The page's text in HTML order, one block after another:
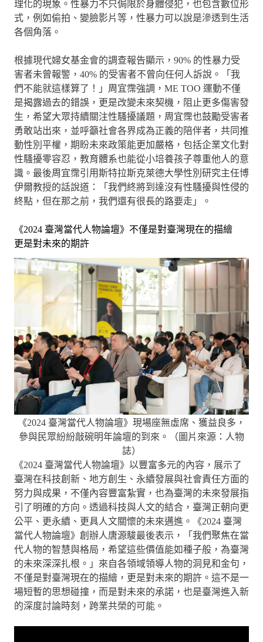
理化的現象。性暴力不只侷限於身體侵犯，也包含數位形
式，例如偷拍、變臉影片等，性暴力可以說是滲透到生活
各個角落。
根據現代婦女基金會的調查報告顯示，90% 的性暴力受
害者未曾報警，40% 的受害者不曾向任何人訴說。「我
們不能就這樣算了！」周宜霈強調，ME TOO 運動不僅
是揭露過去的錯誤，更是改變未來契機，阻止更多傷害發
生，希望大眾持續關注性騷擾議題，周宜霈也鼓勵受害者
勇敢站出來，並呼籲社會各界成為正義的陪伴者，共同推
動性別平權，期盼未來政策能更加嚴格，包括企業文化對
性騷擾零容忍，教育體系也能從小培養孩子尊重他人的意
識。最後周宜霈引用斯特拉斯克萊德大學性別研究主任博
伊爾教授的話說道：「我們終將到達沒有性騷擾與性侵的
終點，但在那之前，我們還有很長的路要走」。
《2024 臺灣當代人物論壇》不僅是對臺灣現在的描繪
更是對未來的期許
《2024 臺灣當代人物論壇》現場座無虛席、獲益良多，
參與民眾紛紛敲碗明年論壇的到來。（圖片來源：人物
誌）
《2024 臺灣當代人物論壇》以豐富多元的內容，展示了
臺灣在科技創新、地方創生、永續發展與社會責任方面的
努力與成果，不僅內容豐富紮實，也為臺灣的未來發展指
引了明確的方向。透過科技與人文的結合，臺灣正朝向更
公平、更永續、更具人文關懷的未來邁進。《2024 臺灣
當代人物論壇》創辦人唐源駿最後表示，「我們聚焦在當
代人物的智慧與格局，希望這些價值能如種子般，為臺灣
的未來深深扎根。」來自各領域領導人物的洞見和金句，
不僅是對臺灣現在的描繪，更是對未來的期許。這不是一
場短暫的思想碰撞，而是對未來的承諾，也是臺灣進入新
的深度討論時刻，跨業共榮的可能。